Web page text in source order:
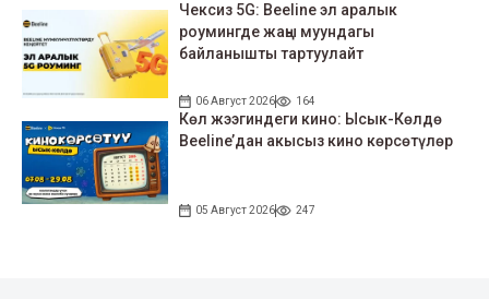
Чексиз 5G: Beeline эл аралык
роумингде жаңы муундагы
байланышты тартуулайт
06 Август 2026 164
Көл жээгиндеги кино: Ысык-Көлдө
Beeline’дан акысыз кино көрсөтүлөр
05 Август 2026 247